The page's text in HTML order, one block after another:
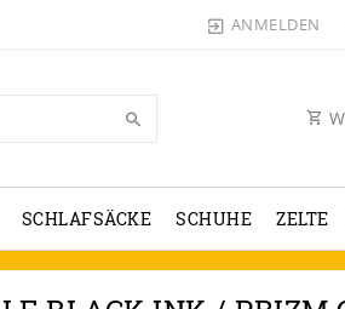
ANMELDEN
SCHLAFSÄCKE SCHUHE ZELTE